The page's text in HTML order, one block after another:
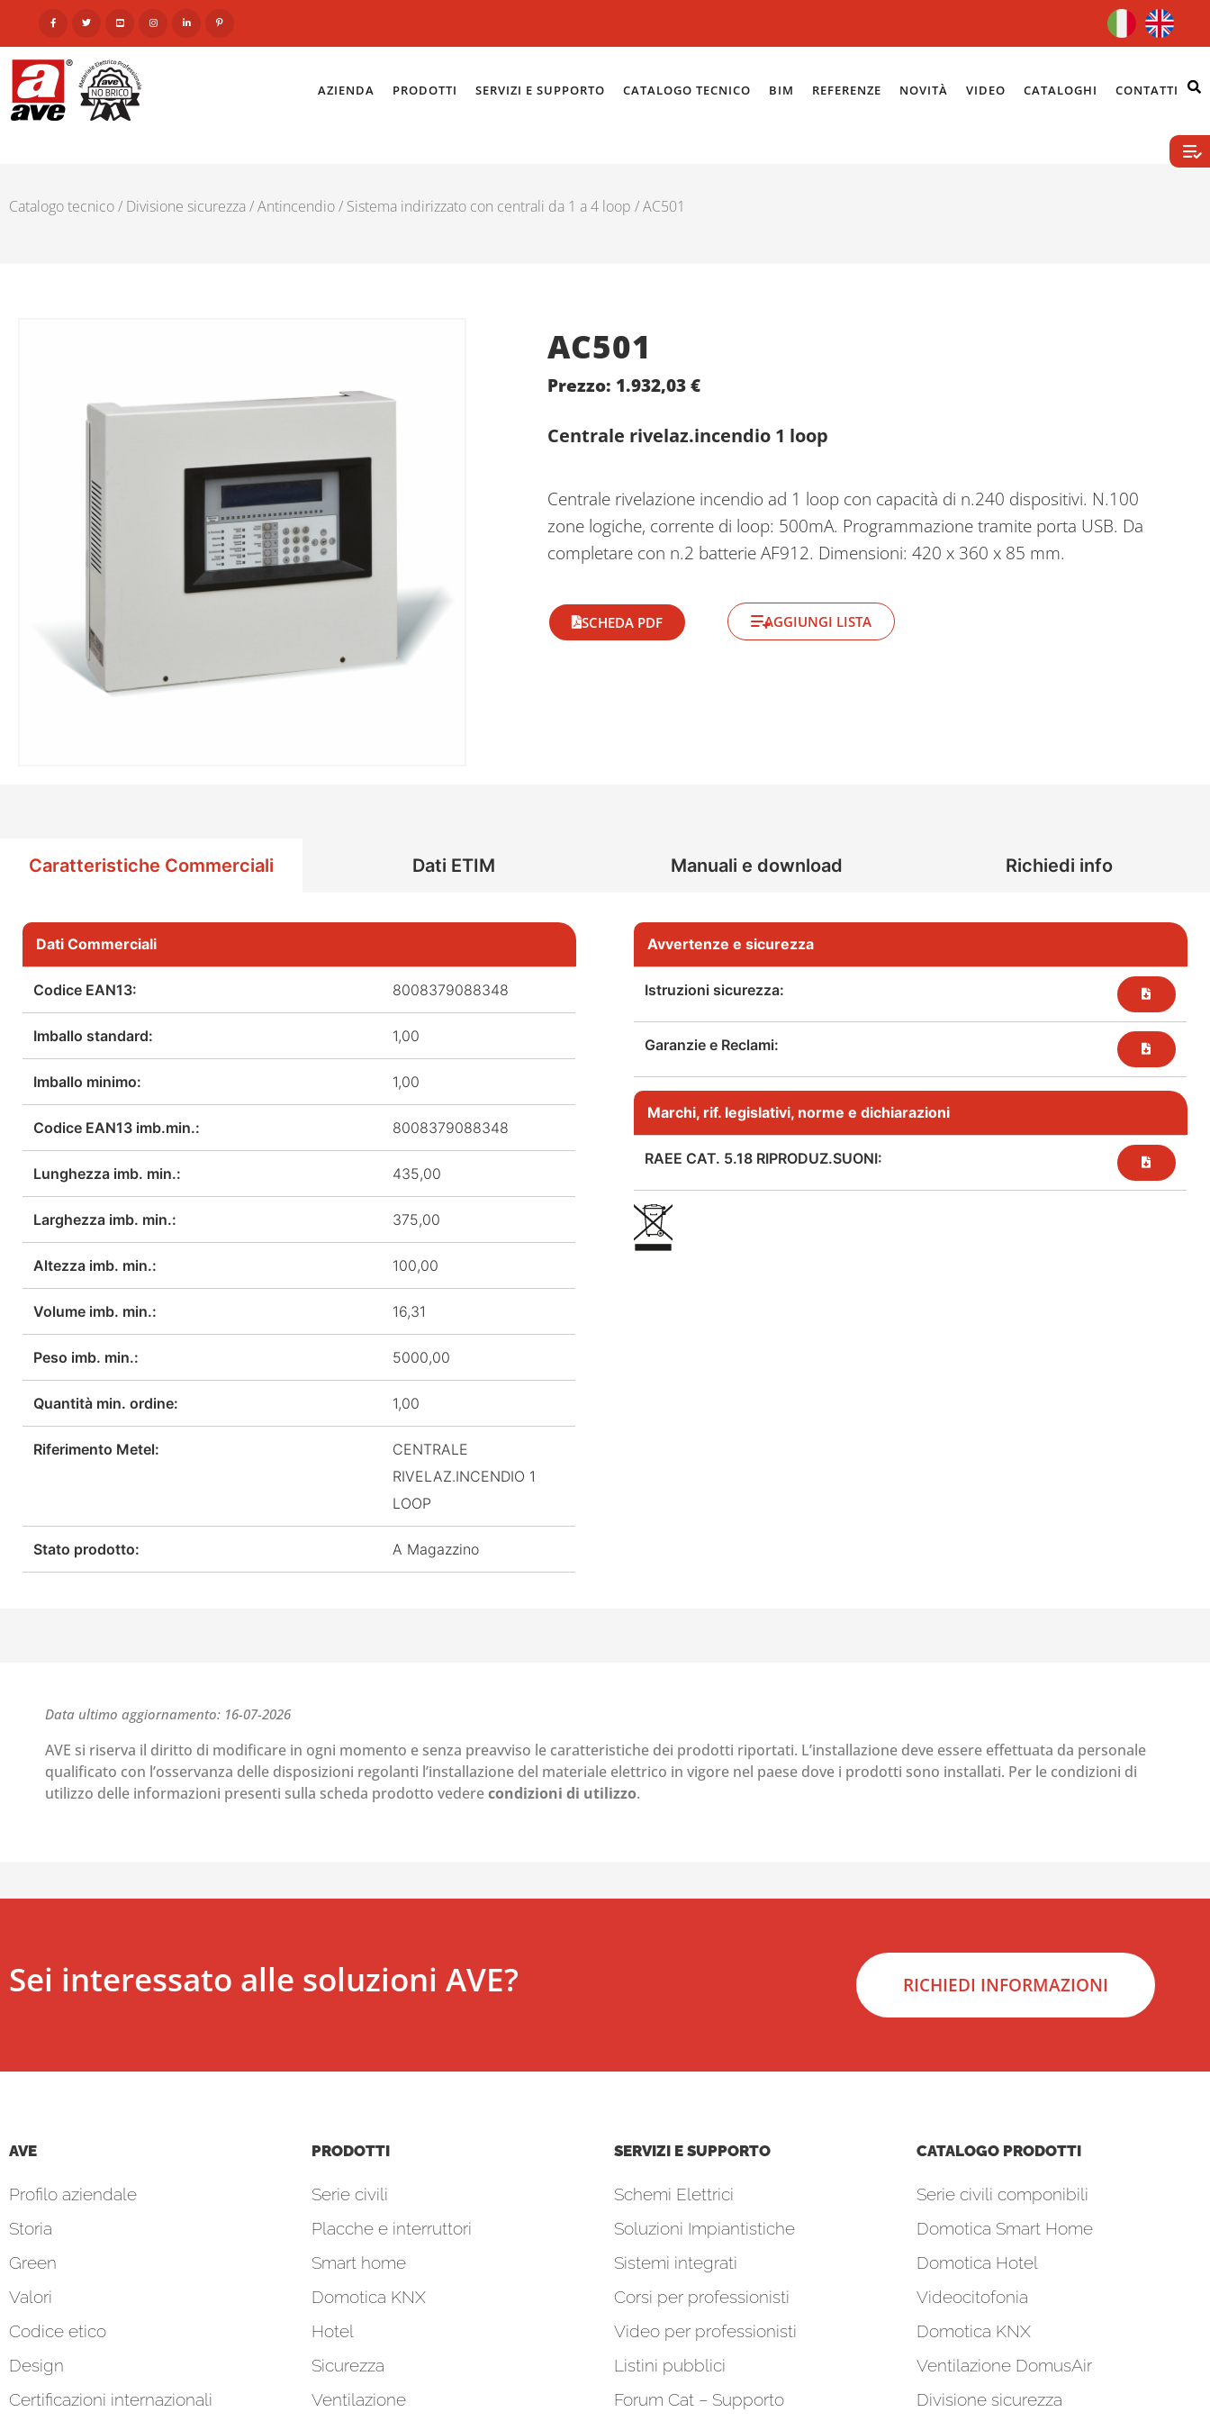
AZIENDA PRODOTTI SERVIZI E SUPPORTO CATALOGO TECNICO BIM REFERENZE NOVITÀ VIDEO CATALOGHI CONTATTI
Catalogo tecnico/ Divisione sicurezza /Antincendio/ Sistema indirizzato con centrali da 1 a 4 loop / AC501
AC501
Prezzo: 1.932,03€
Centrale rivelaz.incendio 1 loop
Centrale rivelazione incendio ad 1 loop con capacità di n.240 dispositivi. N.100
zone logiche, corrente di loop: 500mA. Programmazione tramite porta USB. Da
completare con n.2 batterie AF912. Dimensioni: 420 x 360 x 85 mm.
SCHEDA PDF AGGIUNGI LISTA
Caratteristiche Commerciali Dati ETIM Manuali e download Richiedi info
Dati Commerciali
Codice EAN13: 8008379088348
Imballo standard: 1,00
Imballo minimo: 1,00
Codice EAN13 imb.min.: 8008379088348
Lunghezza imb. min.: 435,00
Larghezza imb. min.: 375,00
Altezza imb. min.: 100,00
Volume imb. min.: 16,31
Peso imb. min.: 5000,00
Quantità min. ordine: 1,00
Riferimento Metel:
CENTRALE
RIVELAZ.INCENDIO 1
LOOP
Stato prodotto: A Magazzino
Avvertenze e sicurezza
Istruzioni sicurezza:
Garanzie e Reclami:
Marchi, rif. legislativi, norme e dichiarazioni
RAEE CAT. 5.18 RIPRODUZ.SUONI:
Data ultimo aggiornamento: 16-07-2026
AVE si riserva il diritto di modificare in ogni momento e senza preavviso le caratteristiche dei prodotti riportati. L’installazione deve essere effettuata da personale
qualificato con l’osservanza delle disposizioni regolanti l’installazione del materiale elettrico in vigore nel paese dove i prodotti sono installati. Per le condizioni di
utilizzo delle informazioni presenti sulla scheda prodotto vederecondizioni di utilizzo.
Sei interessato alle soluzioni AVE? RICHIEDI INFORMAZIONI
AVE
Profilo aziendale
Storia
Green
Valori
Codice etico
Design
Certificazioni internazionali
PRODOTTI
Serie civili
Placche e interruttori
Smart home
Domotica KNX
Hotel
Sicurezza
Ventilazione
SERVIZI E SUPPORTO
Schemi Elettrici
Soluzioni Impiantistiche
Sistemi integrati
Corsi per professionisti
Video per professionisti
Listini pubblici
Forum Cat – Supporto
CATALOGO PRODOTTI
Serie civili componibili
Domotica Smart Home
Domotica Hotel
Videocitofonia
Domotica KNX
Ventilazione DomusAir
Divisione sicurezza